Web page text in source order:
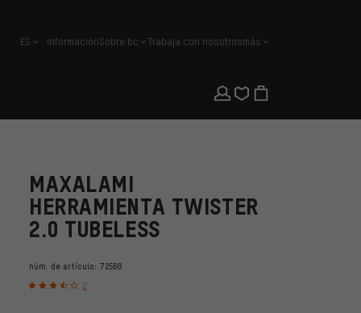
español
ES InformaciónSobre bc Trabaja con nosotrosmás
MAXALAMI
HERRAMIENTA TWISTER
2.0 TUBELESS
núm. de artículo: 72568
2